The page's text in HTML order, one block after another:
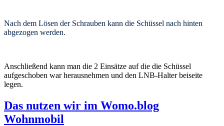
Nach dem Lösen der Schrauben kann die Schüssel nach hinten
abgezogen werden.
Anschließend kann man die 2 Einsätze auf die die Schüssel
aufgeschoben war herausnehmen und den LNB-Halter beiseite
legen.
Das nutzen wir im Womo.blog
Wohnmobil